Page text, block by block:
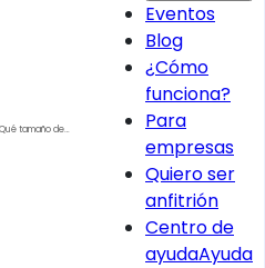
tamaño de
Eventos
Blog
¿Cómo
funciona?
Para
empresas
Quiero ser
anfitrión
Centro de
ayudaAyuda